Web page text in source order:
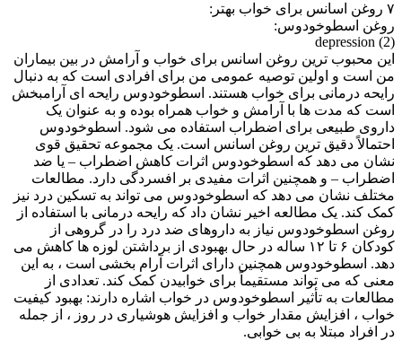
۷ روغن اسانس برای خواب بهتر:
روغن اسطوخودوس:
depression (2)
این محبوب ترین روغن اسانس برای خواب و آرامش در بین بیماران
من است و اولین توصیه عمومی من برای افرادی است که به دنبال
رایحه درمانی برای خواب هستند. اسطوخودوس رایحه ای آرامبخش
است که مدت ها با آرامش و خواب همراه بوده و به عنوان یک
داروی طبیعی برای اضطراب استفاده می شود. اسطوخودوس
احتمالاً دقیق ترین روغن اسانس است. یک مجموعه تحقیق قوی
نشان می دهد که اسطوخودوس اثرات کاهش اضطراب – یا ضد
اضطراب – و همچنین اثرات مفیدی بر افسردگی دارد. مطالعات
مختلف نشان می دهد که اسطوخودوس می تواند به تسکین درد نیز
کمک کند. یک مطالعه اخیر نشان داد که رایحه درمانی با استفاده از
روغن اسطوخودوس نیاز به داروهای ضد درد را در گروهی از
کودکان ۶ تا ۱۲ ساله در حال بهبودی از برداشتن لوزه ها کاهش می
دهد. اسطوخودوس همچنین دارای اثرات آرام بخشی است ، به این
معنی که می تواند مستقیماً برای خوابیدن کمک کند. تعدادی از
مطالعات به تأثیر اسطوخودوس در خواب اشاره دارند: بهبود کیفیت
خواب ، افزایش مقدار خواب و افزایش هوشیاری در روز ، از جمله
در افراد مبتلا به بی خوابی.